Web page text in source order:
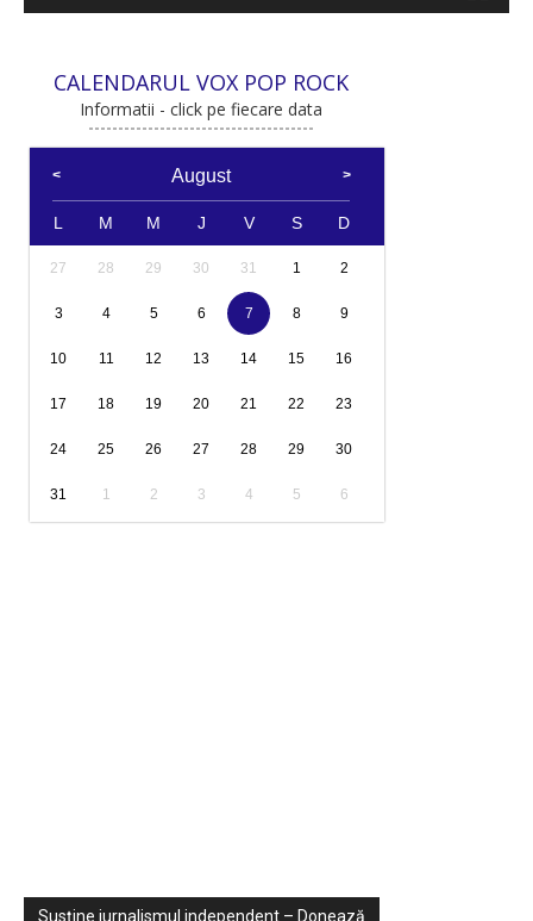
CALENDARUL VOX POP ROCK
Informatii - click pe fiecare data
August
L M M J V S D
27 28 29 30 31 1 2
3 4 5 6 7 8 9
10 11 12 13 14 15 16
17 18 19 20 21 22 23
24 25 26 27 28 29 30
31 1 2 3 4 5 6
Sondaje
Video
Susține jurnalismul independent – Donează